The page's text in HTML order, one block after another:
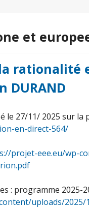
et
rationalité
DURAND
le 27/11/ 2025 sur la
en-direct-564/
projet-eee.eu/wp-
: programme 2025-
uploads/2025/